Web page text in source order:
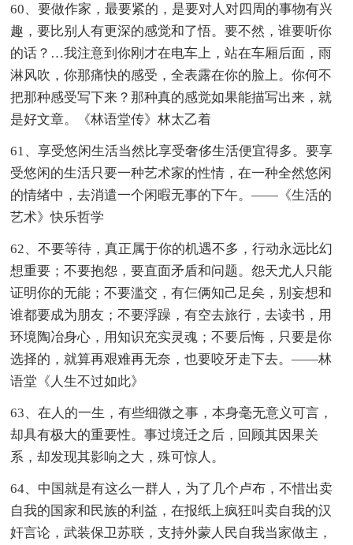
60、要做作家，最要紧的，是要对人对四周的事物有兴
趣，要比别人有更深的感觉和了悟。要不然，谁要听你
的话？…我注意到你刚才在电车上，站在车厢后面，雨
淋风吹，你那痛快的感受，全表露在你的脸上。你何不
把那种感受写下来？那种真的感觉如果能描写出来，就
是好文章。《林语堂传》林太乙着
61、享受悠闲生活当然比享受奢侈生活便宜得多。要享
受悠闲的生活只要一种艺术家的性情，在一种全然悠闲
的情绪中，去消遣一个闲暇无事的下午。——《生活的
艺术》快乐哲学
62、不要等待，真正属于你的机遇不多，行动永远比幻
想重要；不要抱怨，要直面矛盾和问题。怨天尤人只能
证明你的无能；不要滥交，有仨俩知己足矣，别妄想和
谁都要成为朋友；不要浮躁，有空去旅行，去读书，用
环境陶冶身心，用知识充实灵魂；不要后悔，只要是你
选择的，就算再艰难再无奈，也要咬牙走下去。——林
语堂《人生不过如此》
63、在人的一生，有些细微之事，本身毫无意义可言，
却具有极大的重要性。事过境迁之后，回顾其因果关
系，却发现其影响之大，殊可惊人。
64、中国就是有这么一群人，为了几个卢布，不惜出卖
自我的国家和民族的利益，在报纸上疯狂叫卖自我的汉
奸言论，武装保卫苏联，支持外蒙人民自我当家做主，